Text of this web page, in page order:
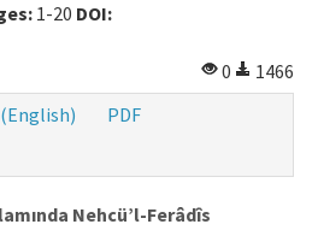
1-20 DOI:
0
1466
PDF
Nehcü’l-Ferâdîs